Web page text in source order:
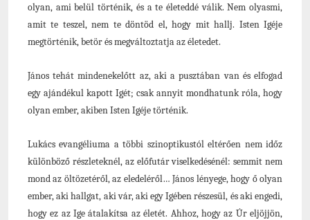
olyan, ami belül történik, és a te életeddé válik. Nem olyasmi,
amit te teszel, nem te döntöd el, hogy mit hallj. Isten Igéje
megtörténik, betör és megváltoztatja az életedet.
János tehát mindenekelőtt az, aki a pusztában van és elfogad
egy ajándékul kapott Igét; csak annyit mondhatunk róla, hogy
olyan ember, akiben Isten Igéje történik.
Lukács evangéliuma a többi szinoptikustól eltérően nem időz
különböző részleteknél, az előfutár viselkedésénél: semmit nem
mond az öltözetéről, az eledeléről… János lényege, hogy ő olyan
ember, aki hallgat, aki vár, aki egy Igében részesül, és aki engedi,
hogy ez az Ige átalakítsa az életét. Ahhoz, hogy az Úr eljöjjön,